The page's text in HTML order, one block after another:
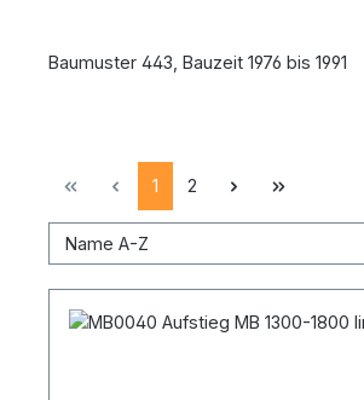
Baumuster 443, Bauzeit 1976 bis 1991
Seite
1 Seite
2